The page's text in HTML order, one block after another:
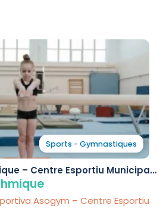
Sports - Gymnastiques
– Centre Esportiu Municipal
Asogym – Centre Esportiu